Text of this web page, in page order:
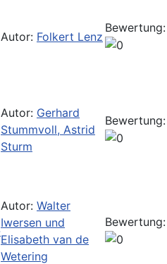
Autor: Folkert Lenz
Bewertung:
Autor: Gerhard
Stummvoll, Astrid
Sturm
Bewertung:
Autor: Walter
Iwersen und
Elisabeth van de
Wetering
Bewertung: